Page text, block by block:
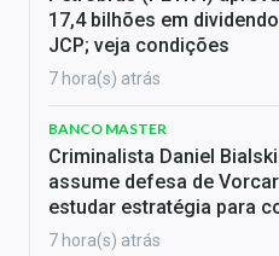
17,4 bilhões em
JCP; veja condições
7 hora(s) atrás
BANCO MASTER
Criminalista Daniel Bialski
assume defesa de
estudar estratégia para
7 hora(s) atrás